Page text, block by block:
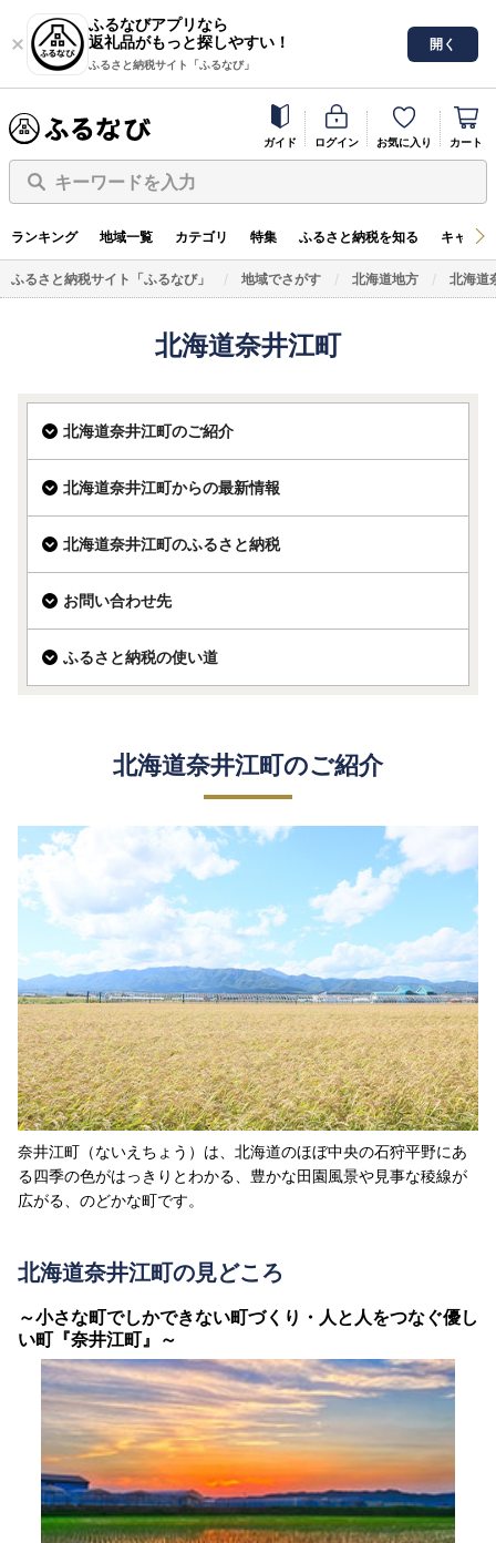
ふるなびアプリなら
返礼品がもっと探しやすい！
ふるさと納税サイト「ふるなび」
開く
ガイド ログイン お気に入り カート
キーワードを入力
ランキング 地域一覧 カテゴリ 特集 ふるさと納税を知る キャン
ふるさと納税サイト「ふるなび」 地域でさがす 北海道地方 北海道
北海道奈井江町
北海道奈井江町のご紹介
北海道奈井江町からの最新情報
北海道奈井江町のふるさと納税
お問い合わせ先
ふるさと納税の使い道
北海道奈井江町のご紹介
奈井江町（ないえちょう）は、北海道のほぼ中央の石狩平野にあ
る四季の色がはっきりとわかる、豊かな田園風景や見事な稜線が
広がる、のどかな町です。
北海道奈井江町の見どころ
～小さな町でしかできない町づくり・人と人をつなぐ優し
い町『奈井江町』～